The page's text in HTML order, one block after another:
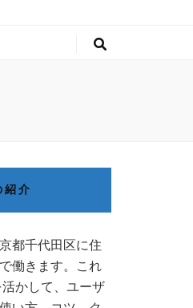
紹介
都千代田区に住
働きます。これ
かして、ユーザ